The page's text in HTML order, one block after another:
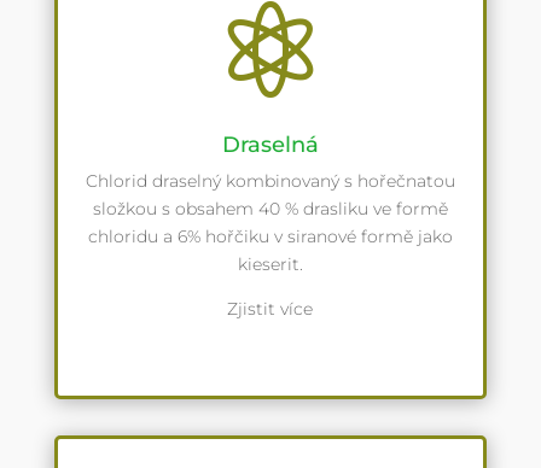

Draselná
Chlorid draselný kombinovaný s hořečnatou
složkou s obsahem 40 % drasliku ve formě
chloridu a 6% hořčiku v siranové formě jako
kieserit.
Zjistit více